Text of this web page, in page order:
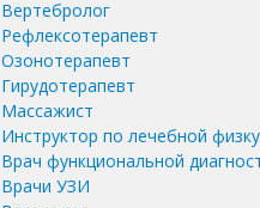
Вертебролог
Рефлексотерапевт
Озонотерапевт
Гирудотерапевт
Массажист
Инструктор по лечебной
Врач функциональной
Врачи УЗИ